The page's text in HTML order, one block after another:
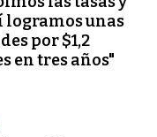
logramos unas
por $1,2
en tres años"